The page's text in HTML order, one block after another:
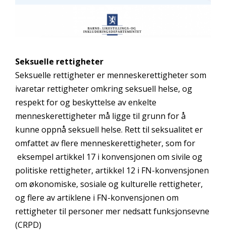
Seksuelle rettigheter
Seksuelle rettigheter er menneskerettigheter som
ivaretar rettigheter omkring seksuell helse, og
respekt for og beskyttelse av enkelte
menneskerettigheter må ligge til grunn for å
kunne oppnå seksuell helse. Rett til seksualitet er
omfattet av flere menneskerettigheter, som for
eksempel artikkel 17 i konvensjonen om sivile og
politiske rettigheter, artikkel 12 i FN-konvensjonen
om økonomiske, sosiale og kulturelle rettigheter,
og flere av artiklene i FN-konvensjonen om
rettigheter til personer mer nedsatt funksjonsevne
(CRPD)